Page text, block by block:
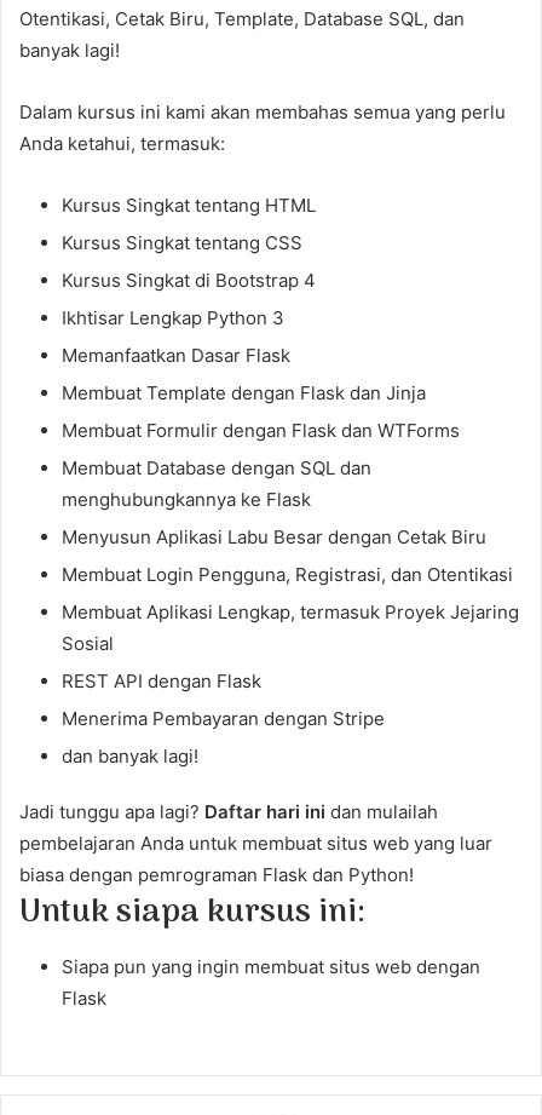
Otentikasi, Cetak Biru, Template, Database SQL, dan
banyak lagi!
Dalam kursus ini kami akan membahas semua yang perlu
Anda ketahui, termasuk:
Kursus Singkat tentang HTML
Kursus Singkat tentang CSS
Kursus Singkat di Bootstrap 4
Ikhtisar Lengkap Python 3
Memanfaatkan Dasar Flask
Membuat Template dengan Flask dan Jinja
Membuat Formulir dengan Flask dan WTForms
Membuat Database dengan SQL dan
menghubungkannya ke Flask
Menyusun Aplikasi Labu Besar dengan Cetak Biru
Membuat Login Pengguna, Registrasi, dan Otentikasi
Membuat Aplikasi Lengkap, termasuk Proyek Jejaring
Sosial
REST API dengan Flask
Menerima Pembayaran dengan Stripe
dan banyak lagi!
Jadi tunggu apa lagi? Daftar hari ini dan mulailah
pembelajaran Anda untuk membuat situs web yang luar
biasa dengan pemrograman Flask dan Python!
Untuk siapa kursus ini:
Siapa pun yang ingin membuat situs web dengan
Flask